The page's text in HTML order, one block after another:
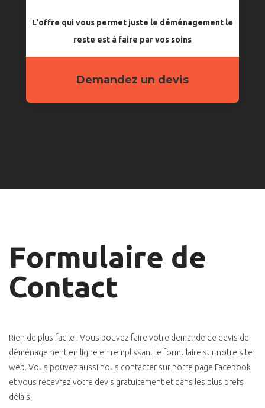
L'offre qui vous permet juste le déménagement le
reste est à faire par vos soins
Demandez un devis
Formulaire de
Contact
Rien de plus facile ! Vous pouvez faire votre demande de devis de
déménagement en ligne en remplissant le formulaire sur notre site
web. Vous pouvez aussi nous contacter sur notre page Facebook
et vous recevrez votre devis gratuitement et dans les plus brefs
délais.